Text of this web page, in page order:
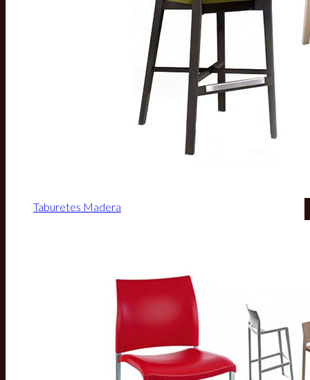
Taburetes Madera